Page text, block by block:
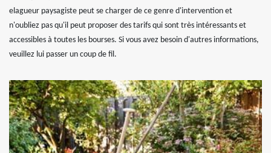
elagueur paysagiste peut se charger de ce genre d'intervention et
n'oubliez pas qu'il peut proposer des tarifs qui sont très intéressants et
accessibles à toutes les bourses. Si vous avez besoin d'autres informations,
veuillez lui passer un coup de fil.